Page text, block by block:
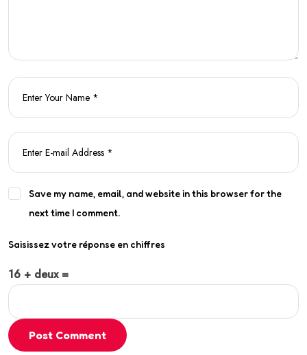
Save my name, email, and website in this browser for the
next time I comment.
Saisissez votre réponse en chiffres
16 + deux =
Post Comment